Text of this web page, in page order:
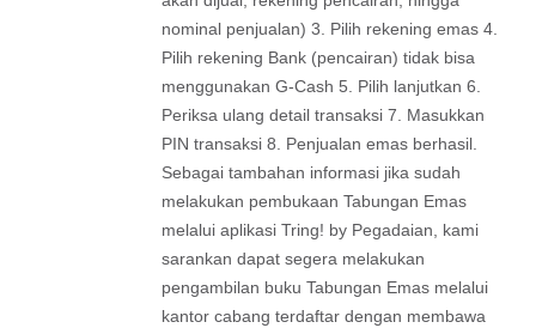
nominal penjualan) 3. Pilih rekening emas 4.
Pilih rekening Bank (pencairan) tidak bisa
menggunakan G-Cash 5. Pilih lanjutkan 6.
Periksa ulang detail transaksi 7. Masukkan
PIN transaksi 8. Penjualan emas berhasil.
Sebagai tambahan informasi jika sudah
melakukan pembukaan Tabungan Emas
melalui aplikasi Tring! by Pegadaian, kami
sarankan dapat segera melakukan
pengambilan buku Tabungan Emas melalui
kantor cabang terdaftar dengan membawa